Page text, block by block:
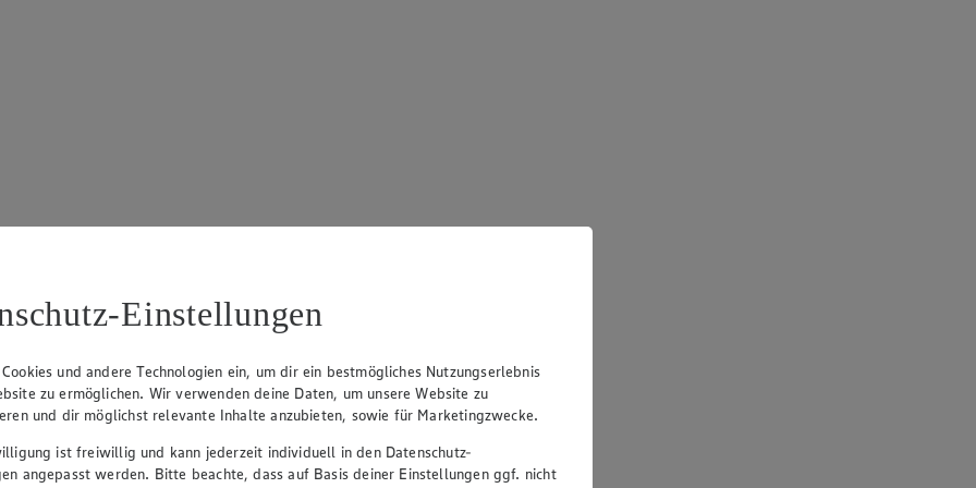
5 Sternen. Anzahl der Bewertungen: 6.
Einstellungen
und andere Technologien ein, um dir ein bestmögliches Nutzungserlebnis
zu ermöglichen. Wir verwenden deine Daten, um unsere Website zu
und dir möglichst relevante Inhalte anzubieten, sowie für Marketingzwecke.
ist freiwillig und kann jederzeit individuell in den Datenschutz-
angepasst werden. Bitte beachte, dass auf Basis deiner Einstellungen ggf. nicht